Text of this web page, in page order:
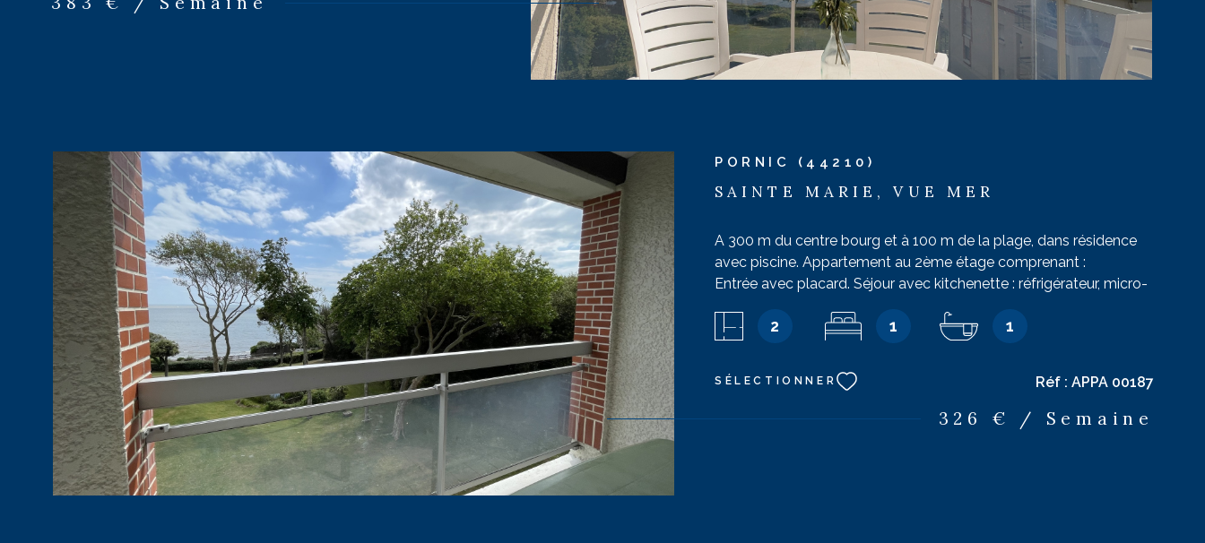
personnes, possible 6. Catégorie : confortable.
PORNIC (44210)
SAINTE MARIE, VUE MER
A 300 m du centre bourg et à 100 m de la plage, dans résidence
avec piscine. Appartement au 2ème étage comprenant :
Entrée avec placard. Séjour avec kitchenette : réfrigérateur, micro-
onde, plaque vitro, table pour 4 convives. Mezzanine : 3 canapés
dont un convertible, télévision, lecteur DVD. Chambre : lit de 140.
Salle de bains : baignoire, lavabo, wc. Balcon : salon de jardin.
Parking n° 134 Capacité maximum : 4 personnes maximum 6. Pas
d’animaux. Catégorie : normal
2 1 1
SÉLECTIONNER Réf : APPA 00187
326 € / Semaine
VOIR LE BIEN